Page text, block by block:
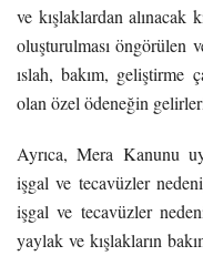
ve kışlaklardan
oluşturulması öngörülen
ıslah, bakım, geliştirme
olan özel ödeneğin gelirleri
Ayrıca, Mera Kanunu
işgal ve tecavüzler
işgal ve tecavüzler
yaylak ve kışlakların